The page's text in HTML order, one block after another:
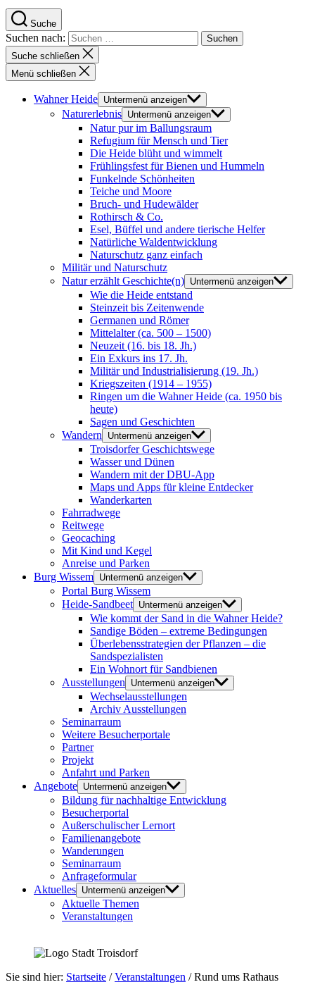
Suche
Suchen nach:
Suche schließen
Menü schließen
Wahner Heide Untermenü anzeigen
Naturerlebnis Untermenü anzeigen
Natur pur im Ballungsraum
Refugium für Mensch und Tier
Die Heide blüht und wimmelt
Frühlingsfest für Bienen und Hummeln
Funkelnde Schönheiten
Teiche und Moore
Bruch- und Hudewälder
Rothirsch & Co.
Esel, Büffel und andere tierische Helfer
Natürliche Waldentwicklung
Naturschutz ganz einfach
Militär und Naturschutz
Natur erzählt Geschichte(n) Untermenü anzeigen
Wie die Heide entstand
Steinzeit bis Zeitenwende
Germanen und Römer
Mittelalter (ca. 500 – 1500)
Neuzeit (16. bis 18. Jh.)
Ein Exkurs ins 17. Jh.
Militär und Industrialisierung (19. Jh.)
Kriegszeiten (1914 – 1955)
Ringen um die Wahner Heide (ca. 1950 bis
heute)
Sagen und Geschichten
Wandern
Untermenü anzeigen
Troisdorfer Geschichtswege
Wasser und Dünen
Wandern mit der DBU-App
Maps und Apps für kleine Entdecker
Wanderkarten
Fahrradwege
Reitwege
Geocaching
Mit Kind und Kegel
Anreise und Parken
Burg Wissem Untermenü anzeigen
Portal Burg Wissem
Heide-Sandbeet Untermenü anzeigen
Wie kommt der Sand in die Wahner Heide?
Sandige Böden – extreme Bedingungen
Überlebensstrategien der Pflanzen – die
Sandspezialisten
Ein Wohnort für Sandbienen
Ausstellungen
Untermenü anzeigen
Wechselausstellungen
Archiv Ausstellungen
Seminarraum
Weitere Besucherportale
Partner
Projekt
Anfahrt und Parken
Angebote Untermenü anzeigen
Bildung für nachhaltige Entwicklung
Besucherportal
Außerschulischer Lernort
Familienangebote
Wanderungen
Seminarraum
Anfrageformular
Aktuelles Untermenü anzeigen
Aktuelle Themen
Veranstaltungen
Sie sind hier: Startseite /Veranstaltungen /Rund ums Rathaus